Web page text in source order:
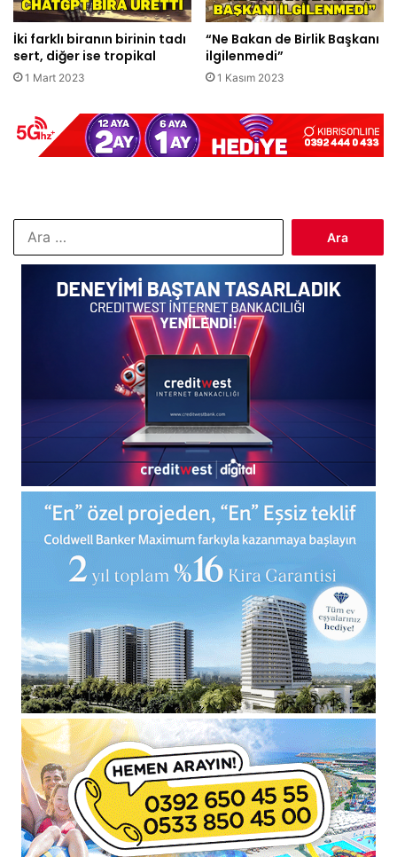
İki farklı biranın birinin tadı
sert, diğer ise tropikal
1 Mart 2023
“Ne Bakan de Birlik Başkanı
ilgilenmedi”
1 Kasım 2023